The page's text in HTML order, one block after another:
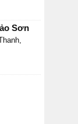
Sơn